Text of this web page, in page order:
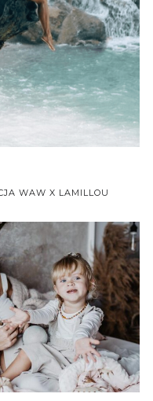
WAW X LAMILLOU